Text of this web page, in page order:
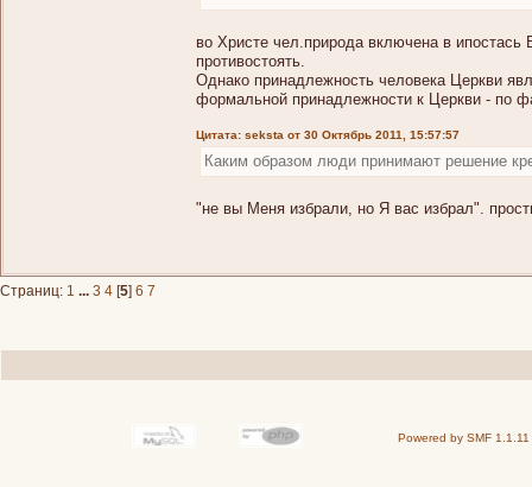
во Христе чел.природа включена в ипостась
противостоять.
Однако принадлежность человека Церкви
формальной принадлежности к Церкви - по
Цитата: seksta от 30 Октябрь 2011, 15:57:57
Каким образом люди принимают решение
"не вы Меня избрали, но Я вас избрал".
Страниц: 1 ... 3 4 [5] 6 7
Powered by SMF 1.1.11